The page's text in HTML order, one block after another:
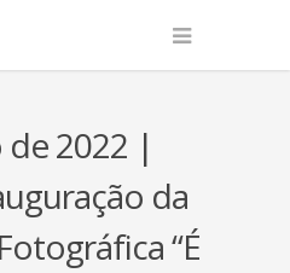
de 2022 |
da
“É